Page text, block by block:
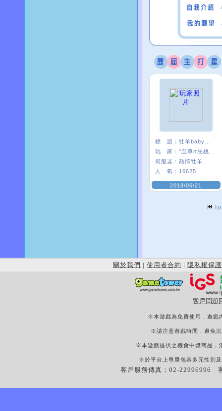
標 題：
玩 家：
伺服器： 熱情牡羊
人 氣： 16625
2018/06/21
關於我們 | 使用者合約 | 隱私權保護
客戶問題
※本遊戲為免費使用，遊戲
※請注意遊戲時間，避免
※本遊戲提供之機會中獎商品，
※於平台上尊重包容多元性別
客戶服務傳真：02-22996996